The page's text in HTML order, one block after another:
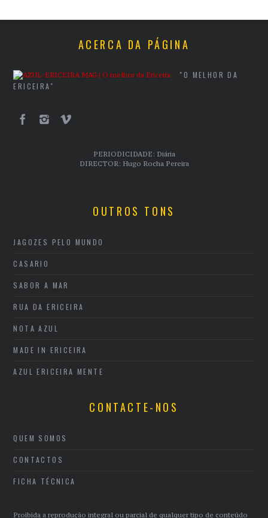
ACERCA DA PÁGINA
"O MELHOR DA
ERICEIRA"
PERIODICIDADE: Diária
DIRECTOR: Hugo Rocha Pereira
OUTROS TONS
JAGOZES PELO MUNDO
CASARIO
SABOR A MAR
RUA DA ERICEIRA
NOTA AZUL
MADE IN ERICEIRA
AZUL ERICEIRA MENTE
CONTACTE-NOS
QUEM SOMOS
CONTACTOS
FICHA TÉCNICA
Proibida a reprodução integral ou parcial de qualquer tipo de conteúdo